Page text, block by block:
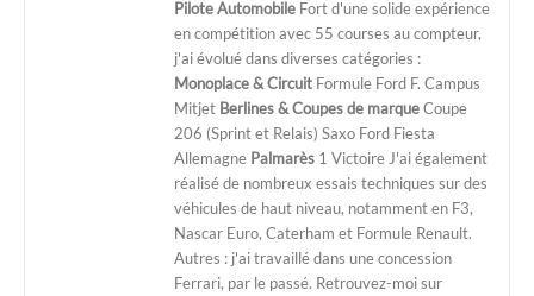
Pilote Automobile Fort d'une solide expérience
en compétition avec 55 courses au compteur,
j'ai évolué dans diverses catégories :
Monoplace & Circuit Formule Ford F. Campus
Mitjet Berlines & Coupes de marqueCoupe
206 (Sprint et Relais) Saxo Ford Fiesta
Allemagne Palmarès 1 Victoire J'ai également
réalisé de nombreux essais techniques sur des
véhicules de haut niveau, notamment en F3,
Nascar Euro, Caterham et Formule Renault.
Autres : j'ai travaillé dans une concession
Ferrari, par le passé. Retrouvez-moi sur